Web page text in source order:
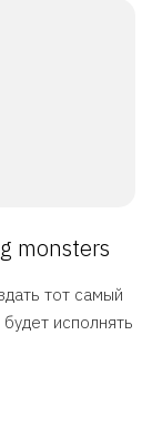
monsters
тот самый
исполнять